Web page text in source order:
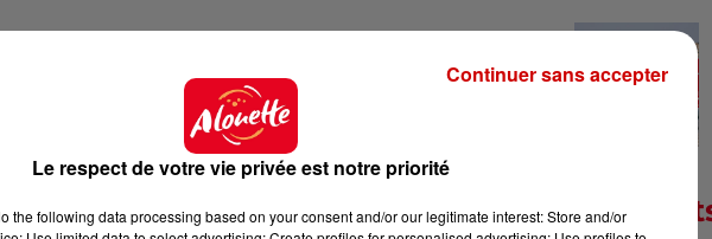
Le respect de votre vie privée est notre priorité
the following data processing based on your consent and/or our legitimate interest: Store and/or
Continuer sans accepter